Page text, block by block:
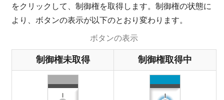
をクリックして、制御権を取得します。制御権の状態に
より、ボタンの表示が以下のとおり変わります。
ボタンの表示
制御権未取得 制御権取得中